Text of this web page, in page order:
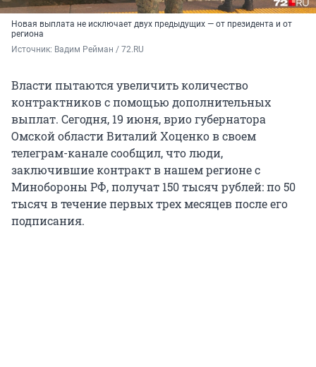
Новая выплата не исключает двух предыдущих — от президента и от
региона
Источник: Вадим Рейман / 72.RU
Власти пытаются увеличить количество
контрактников с помощью дополнительных
выплат. Сегодня, 19 июня, врио губернатора
Омской области Виталий Хоценко в своем
телеграм-канале сообщил, что люди,
заключившие контракт в нашем регионе с
Минобороны РФ, получат 150 тысяч рублей: по 50
тысяч в течение первых трех месяцев после его
подписания.